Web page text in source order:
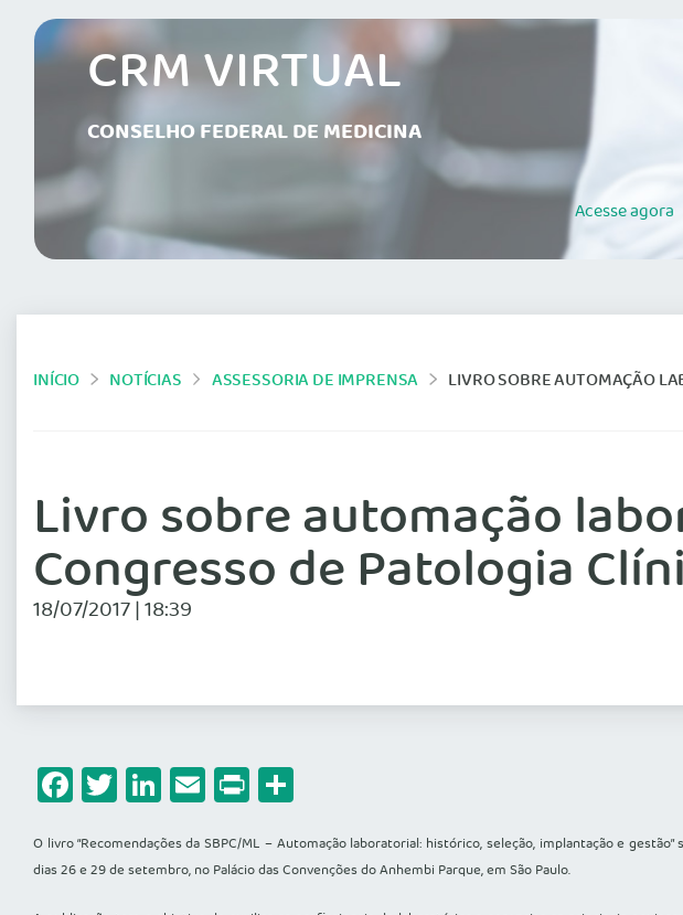
CRM VIRTUAL
CONSELHO FEDERAL DE MEDICINA
Acesseagora
INÍCIO NOTÍCIAS ASSESSORIA DE IMPRENSA LIVRO SOBRE AUTOMAÇÃO
Livro sobre automação
Congresso de Patologia
18/07/2017 | 18:39
Facebook
Twitter
LinkedIn
Email
Print
O livro “Recomendações da SBPC/ML – Automação laboratorial: histórico, seleção, implantação e
dias 26 e 29 de setembro, no Palácio das Convenções do Anhembi Parque, em São Paulo.